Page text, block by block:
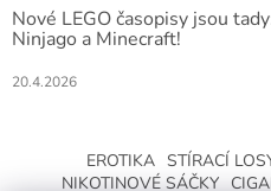
Nové LEGO časopisy jsou
Ninjago a Minecraft!
20.4.2026
EROTIKA STÍRACÍ
NIKOTINOVÉ SÁČKY